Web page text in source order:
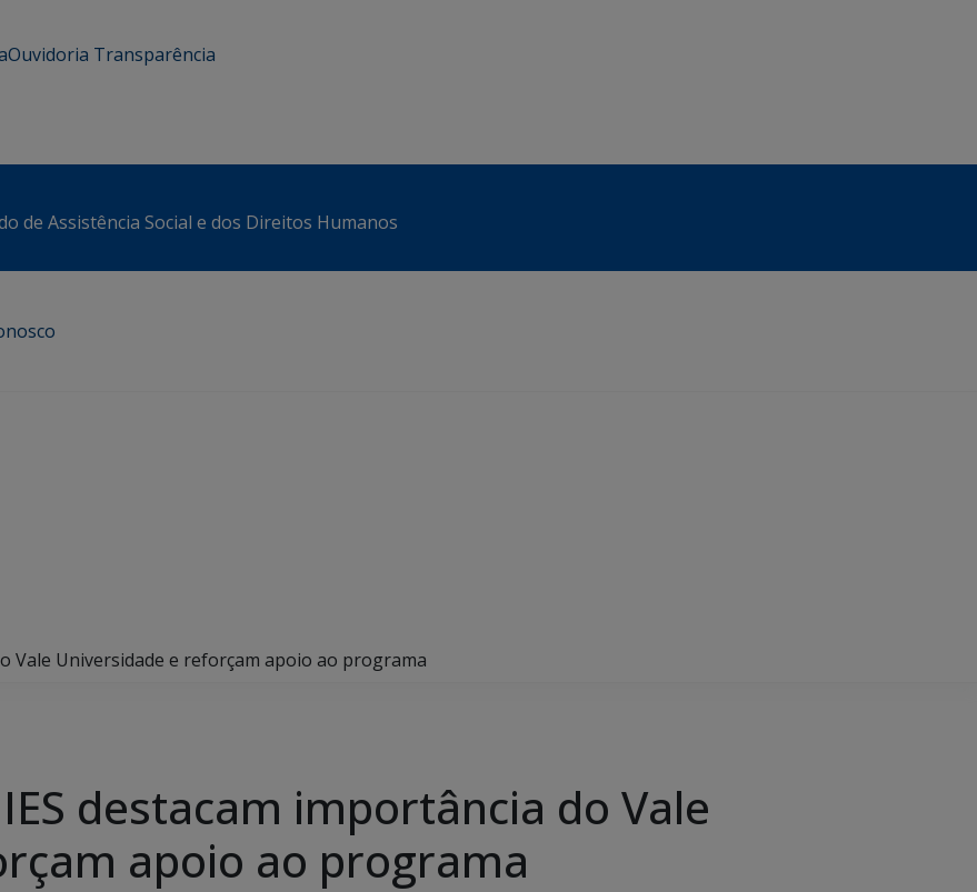
Ouvidoria Transparência
de Assistência Social e dos Direitos Humanos
Vale Universidade e reforçam apoio ao programa
destacam importância do Vale
apoio ao programa